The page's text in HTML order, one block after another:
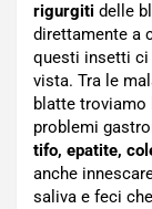
rigurgiti delle
direttamente a
questi insetti ci
vista. Tra le
blatte troviamo
problemi
tifo, epatite,
anche
saliva e feci